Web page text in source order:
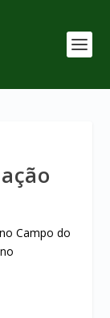
Campo do